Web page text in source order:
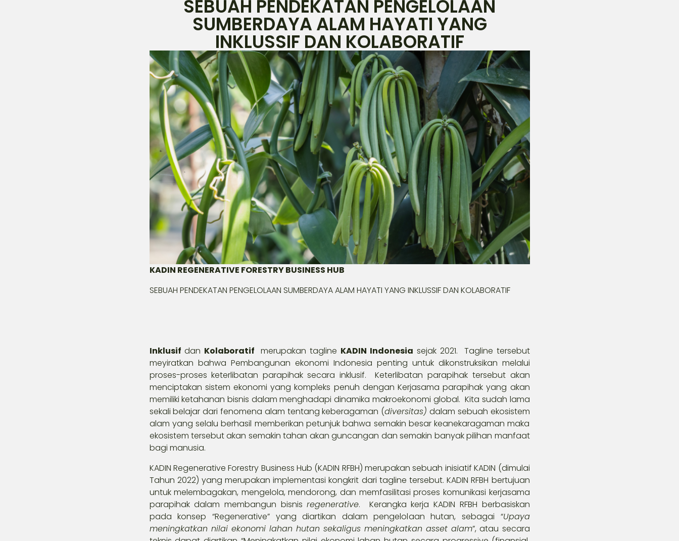
SEBUAH PENDEKATAN PENGELOLAAN
SUMBERDAYA ALAM HAYATI YANG
INKLUSSIF DAN KOLABORATIF
KADIN REGENERATIVE FORESTRY BUSINESS HUB
SEBUAH PENDEKATAN PENGELOLAAN SUMBERDAYA ALAM HAYATI YANG INKLUSSIF DAN KOLABORATIF
Inklusif dan Kolaboratif merupakan tagline KADIN Indonesia sejak 2021. Tagline tersebut
meyiratkan bahwa Pembangunan ekonomi Indonesia penting untuk dikonstruksikan melalui
proses-proses keterlibatan parapihak secara inklusif. Keterlibatan parapihak tersebut akan
menciptakan sistem ekonomi yang kompleks penuh dengan Kerjasama parapihak yang akan
memiliki ketahanan bisnis dalam menghadapi dinamika makroekonomi global. Kita sudah lama
sekali belajar dari fenomena alam tentang keberagaman (diversitas) dalam sebuah ekosistem
alam yang selalu berhasil memberikan petunjuk bahwa semakin besar keanekaragaman maka
ekosistem tersebut akan semakin tahan akan guncangan dan semakin banyak pilihan manfaat
bagi manusia.
KADIN Regenerative Forestry Business Hub (KADIN RFBH) merupakan sebuah inisiatif KADIN (dimulai
Tahun 2022) yang merupakan implementasi kongkrit dari tagline tersebut. KADIN RFBH bertujuan
untuk melembagakan, mengelola, mendorong, dan memfasilitasi proses komunikasi kerjasama
parapihak dalam membangun bisnisregenerative. Kerangka kerja KADIN RFBH berbasiskan
pada konsep “Regenerative” yang diartikan dalam pengelolaan hutan, sebagai “Upaya
meningkatkan nilai ekonomi lahan hutan sekaligus meningkatkan asset alam”, atau secara